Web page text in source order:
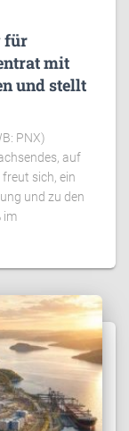
für
mit
und stellt
PNX)
auf
sich, ein
und zu den
im